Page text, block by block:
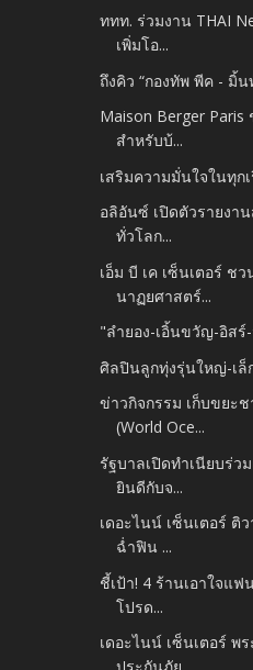
ททท. ร่วมงาน THAI
เพิ่มโอ...
ถึงคิว “กองทัพ พีค - มิ้
Maison Berger
สำหรับบ้...
เสริมความมั่นใจในทุก
อลิอันซ์ เปิดตัวรายงา
ทั่วโลก...
เอ็ม บี เค เซ็นเตอร์ ช
นาฏยศาสตร์...
"ลำยอง​-เอิ้นขวัญ​-อิสร์​
ศิลปินลูกทุ่งรุ่นใหญ่​-เล็
ข่าวกิจกรรม เก็บขยะ
(World Oce...
รัฐบาลเปิดทำเนียบร่ว
ยินดีกับจ...
เดอะไนน์ เซ็นเตอร์ ติ
ฉ่ำฟิน ...
ชี้เป้า! 4 ร้านเอาใจแ
โปรด...
เดอะไนน์ เซ็นเตอร์ พ